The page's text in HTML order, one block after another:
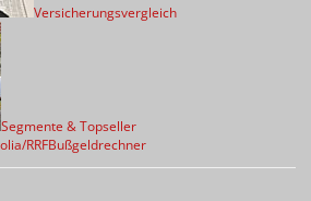
Versicherungsvergleich
Segmente & Topseller
Bußgeldrechner